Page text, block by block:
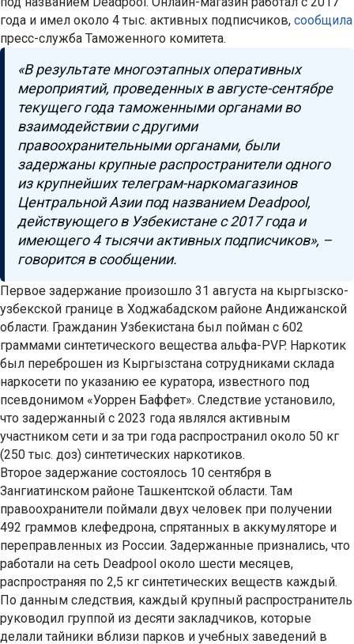
года и имел около 4 тыс. активных подписчиков, сообщила
пресс-служба Таможенного комитета.
«В результате многоэтапных оперативных
мероприятий, проведенных в августе-сентябре
текущего года таможенными органами во
взаимодействии с другими
правоохранительными органами, были
задержаны крупные распространители одного
из крупнейших телеграм-наркомагазинов
Центральной Азии под названием Deadpool,
действующего в Узбекистане с 2017 года и
имеющего 4 тысячи активных подписчиков», –
говорится в сообщении.
Первое задержание произошло 31 августа на кыргызско-
узбекской границе в Ходжабадском районе Андижанской
области. Гражданин Узбекистана был пойман с 602
граммами синтетического вещества альфа-PVP. Наркотик
был переброшен из Кыргызстана сотрудниками склада
наркосети по указанию ее куратора, известного под
псевдонимом «Уоррен Баффет». Следствие установило,
что задержанный с 2023 года являлся активным
участником сети и за три года распространил около 50 кг
(250 тыс. доз) синтетических наркотиков.
Второе задержание состоялось 10 сентября в
Зангиатинском районе Ташкентской области. Там
правоохранители поймали двух человек при получении
492 граммов клефедрона, спрятанных в аккумуляторе и
переправленных из России. Задержанные признались, что
работали на сеть Deadpool около шести месяцев,
распространяя по 2,5 кг синтетических веществ каждый.
По данным следствия, каждый крупный распространитель
руководил группой из десяти закладчиков, которые
делали тайники вблизи парков и учебных заведений в